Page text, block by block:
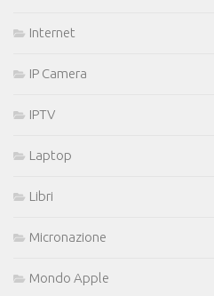
Internet
IP Camera
IPTV
Laptop
Libri
Micronazione
Mondo Apple